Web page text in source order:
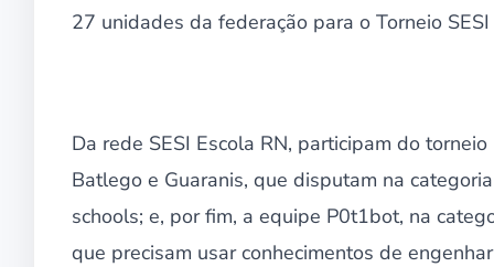
27 unidades da federação para o Torneio
Da rede SESI Escola RN, participam do
Batlego e Guaranis, que disputam na
schools; e, por fim, a equipe P0t1bot, na
que precisam usar conhecimentos de